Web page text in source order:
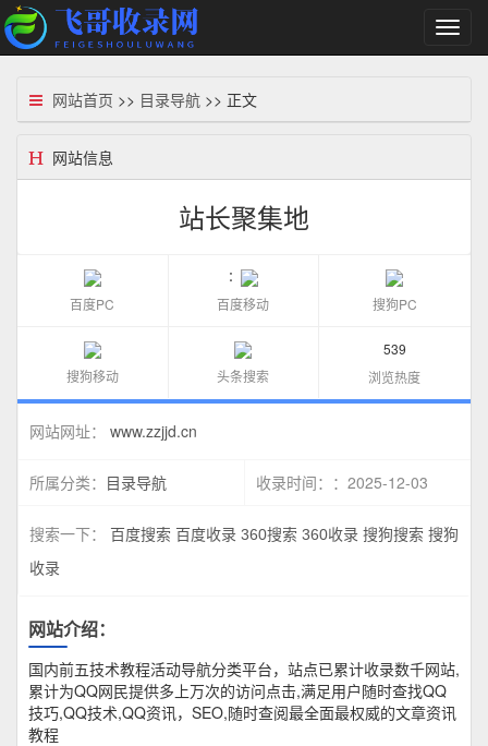
切
换
网站首页 >> 目录导航 >> 正文
网站信息
站长聚集地
百度PC
：
百度移动
搜狗PC
搜狗移动 头条搜索
539
浏览热度
网站网址： www.zzjjd.cn
所属分类： 目录导航 收录时间： ：2025-12-03
搜索一下： 百度搜索 百度收录 360搜索 360收录 搜狗搜索 搜狗
收录
网站介绍：
国内前五技术教程活动导航分类平台，站点已累计收录数千网站,
累计为QQ网民提供多上万次的访问点击,满足用户随时查找QQ
技巧,QQ技术,QQ资讯，SEO,随时查阅最全面最权威的文章资讯
教程